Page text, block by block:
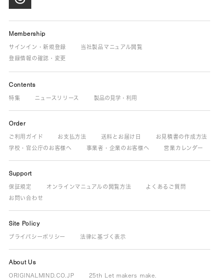
Membership
サインイン・新規登録
当社製品マニュアル閲覧
登録情報の確認・変更
Contents
特集 ニュースリリース 製品の見学・利用
Order
ご利用ガイド お支払方法 送料とお届け日
お見積書の作成方法
学校・官公庁のお客様へ
事業者・企業のお客様へ 営業カレンダー
Support
保証規定 オンラインマニュアルの閲覧方法
よくあるご質問
お問い合わせ
Site Policy
プライバシーポリシー 法律に基づく表示
About Us
ORIGINALMIND.CO.JP 25th Let makers make.